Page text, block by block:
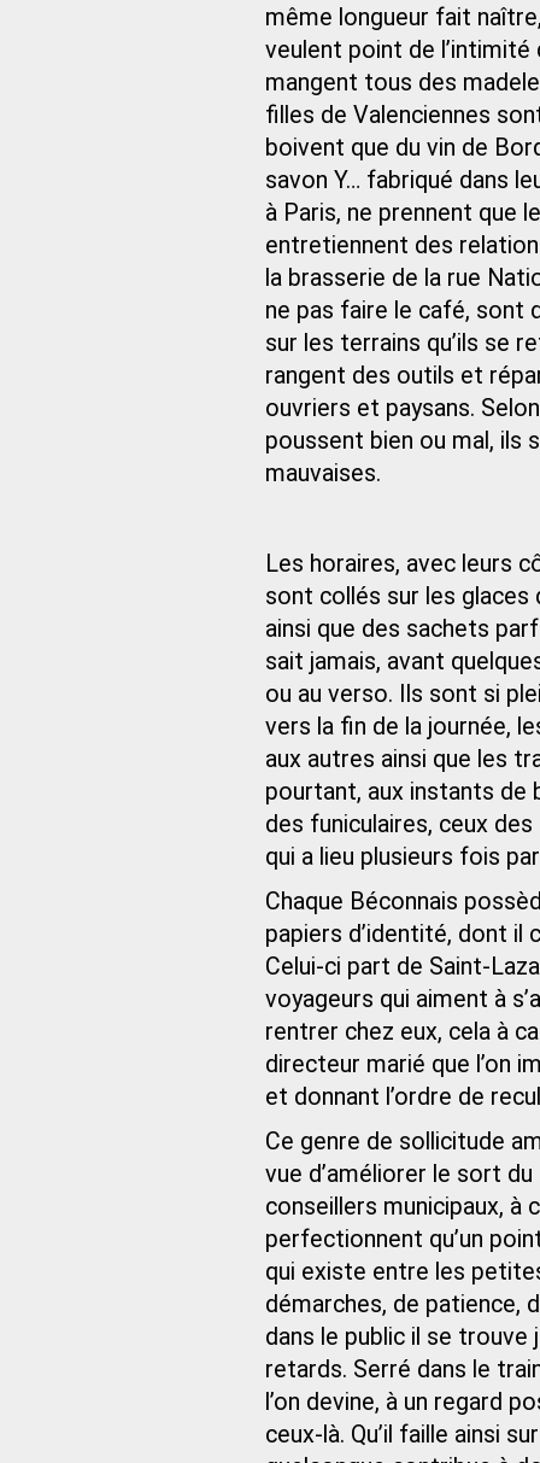
même longueur fait
veulent point de
mangent tous des
filles de Valenciennes
boivent que du vin de
savon Y… fabriqué dans
à Paris, ne prennent que
entretiennent des
la brasserie de la rue
ne pas faire le café, sont
sur les terrains qu’ils se
rangent des outils et
ouvriers et paysans.
poussent bien ou mal, ils
mauvaises.
Les horaires, avec leurs
sont collés sur les
ainsi que des sachets
sait jamais, avant
ou au verso. Ils sont si
vers la fin de la journée,
aux autres ainsi que les
pourtant, aux instants de
des funiculaires, ceux
qui a lieu plusieurs fois
Chaque Béconnais
papiers d’identité, dont
Celui-ci part de Saint-
voyageurs qui aiment à
rentrer chez eux, cela à
directeur marié que l’on
et donnant l’ordre de
Ce genre de sollicitude
vue d’améliorer le sort
conseillers municipaux, à
perfectionnent qu’un
qui existe entre les
démarches, de patience,
dans le public il se
retards. Serré dans le
l’on devine, à un regard
ceux-là. Qu’il faille ainsi